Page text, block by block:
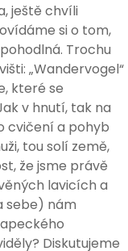
ještě chvíli
si o tom,
Trochu
„Wandervogel“
které se
v hnutí, tak na
cvičení a pohyb
tou solí země,
že jsme právě
lavicích a
sebe) nám
Diskutujeme